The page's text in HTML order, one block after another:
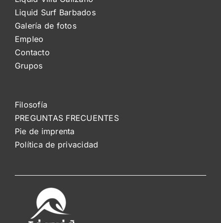
Liquid Surf Barbados
Galería de fotos
Empleo
Contacto
Grupos
Filosofía
PREGUNTAS FRECUENTES
Pie de imprenta
Política de privacidad